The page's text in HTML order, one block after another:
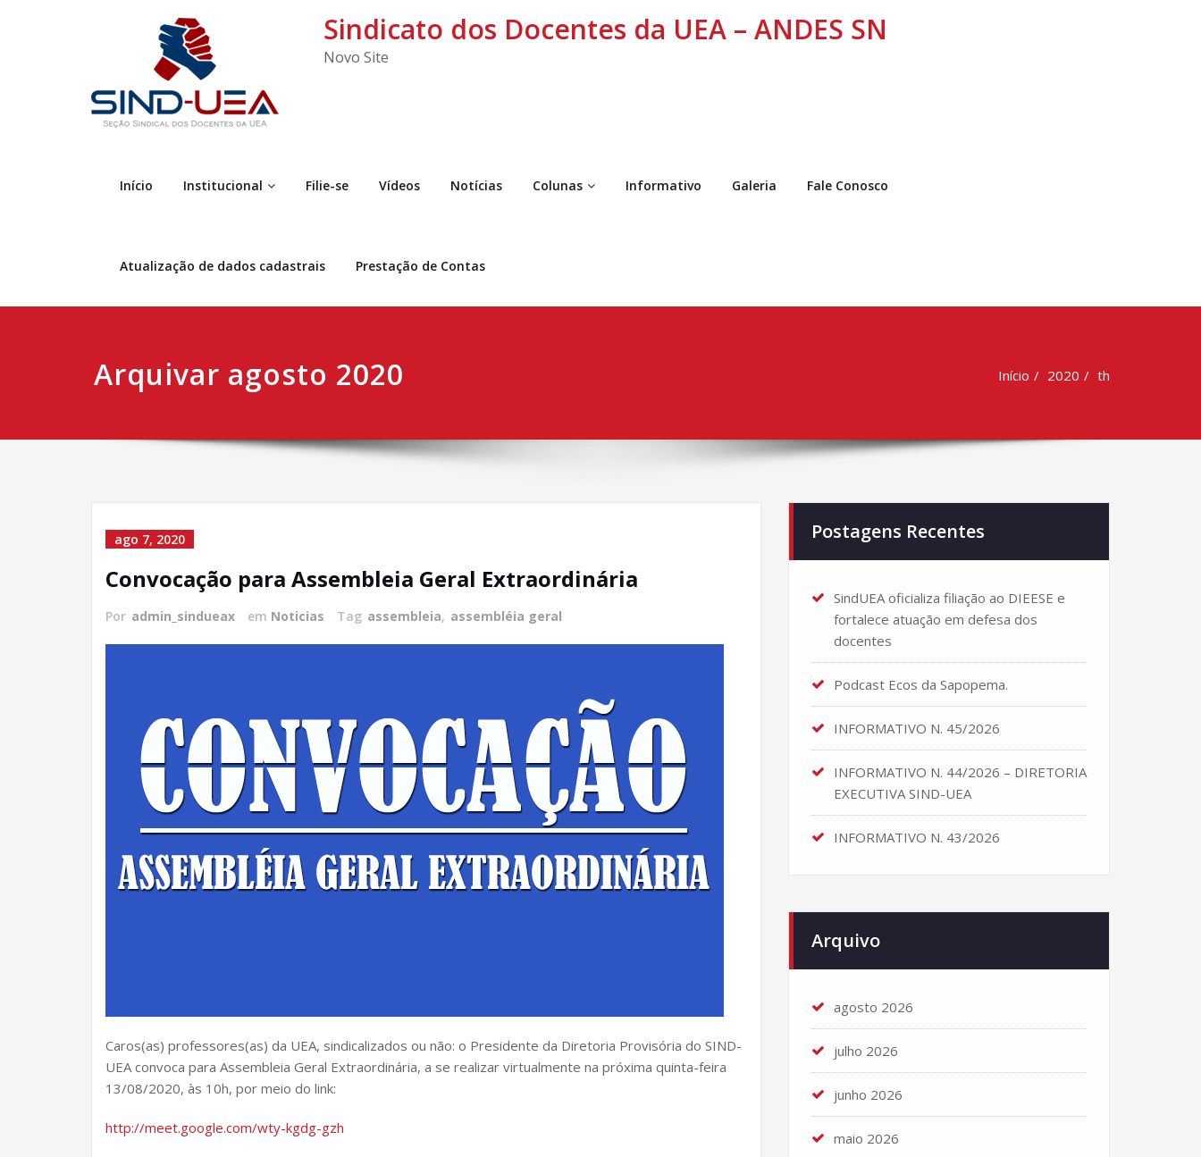
Sindicato dos Docentes da UEA – ANDES SN
Novo Site
Início Institucional Filie-se Vídeos Notícias Colunas Informativo Galeria Fale Conosco
Atualização de dados cadastrais Prestação de Contas
Arquivar agosto 2020 Início 2020 th
ago 7, 2020
Convocação para Assembleia Geral Extraordinária
Por admin_sindueax em Noticias Tag assembleia, assembléia geral
Caros(as) professores(as) da UEA, sindicalizados ou não: o Presidente da Diretoria Provisória do SIND-
UEA convoca para Assembleia Geral Extraordinária, a se realizar virtualmente na próxima quinta-feira
13/08/2020, às 10h, por meio do link:
http://meet.google.com/wty-kgdg-gzh
Postagens Recentes
SindUEA oficializa filiação ao DIEESE e
fortalece atuação em defesa dos
docentes
Podcast Ecos da Sapopema.
INFORMATIVO N. 45/2026
INFORMATIVO N. 44/2026 – DIRETORIA
EXECUTIVA SIND-UEA
INFORMATIVO N. 43/2026
Arquivo
agosto 2026
julho 2026
junho 2026
maio 2026